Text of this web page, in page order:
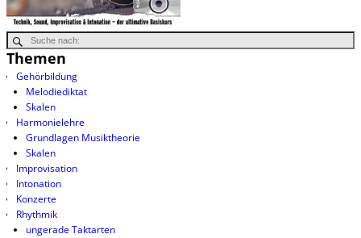
Themen
Gehörbildung
Melodiediktat
Skalen
Harmonielehre
Grundlagen Musiktheorie
Skalen
Improvisation
Intonation
Konzerte
Rhythmik
ungerade Taktarten